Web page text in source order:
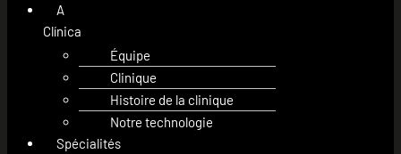
A
Clínica
Équipe
Clinique
Histoire de la clinique
Notre technologie
Spécialités